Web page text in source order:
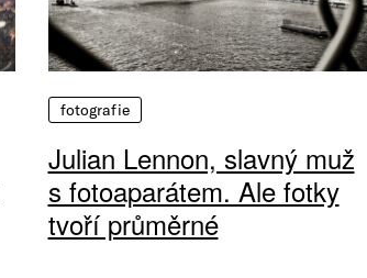
fotografie
Julian Lennon, slavný muž
s fotoaparátem. Ale fotky
tvoří průměrné